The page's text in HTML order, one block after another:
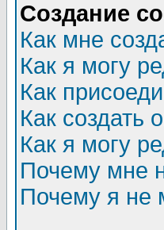
Создание
Как мне
Как я могу
Как
Как создать
Как я могу
Почему мне
Почему я не